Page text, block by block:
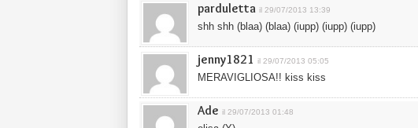
parduletta il 29/07/2013 13:39
shh shh (blaa) (blaa) (iupp) (iupp) (iupp)
jenny1821 il 29/07/2013 05:05
MERAVIGLIOSA!! kiss kiss
Ade il 29/07/2013 01:48